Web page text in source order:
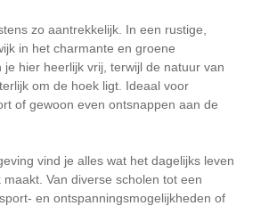
zo aantrekkelijk. In een rustige,
in het charmante en groene
je hier heerlijk vrij, terwijl de natuur van
om de hoek ligt. Ideaal voor
of gewoon even ontsnappen aan de
vind je alles wat het dagelijks leven
maakt. Van diverse scholen tot een
en ontspanningsmogelijkheden of